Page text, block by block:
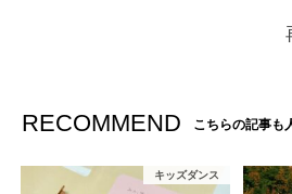
RECOMMEND こちらの記事も
キッズダンス